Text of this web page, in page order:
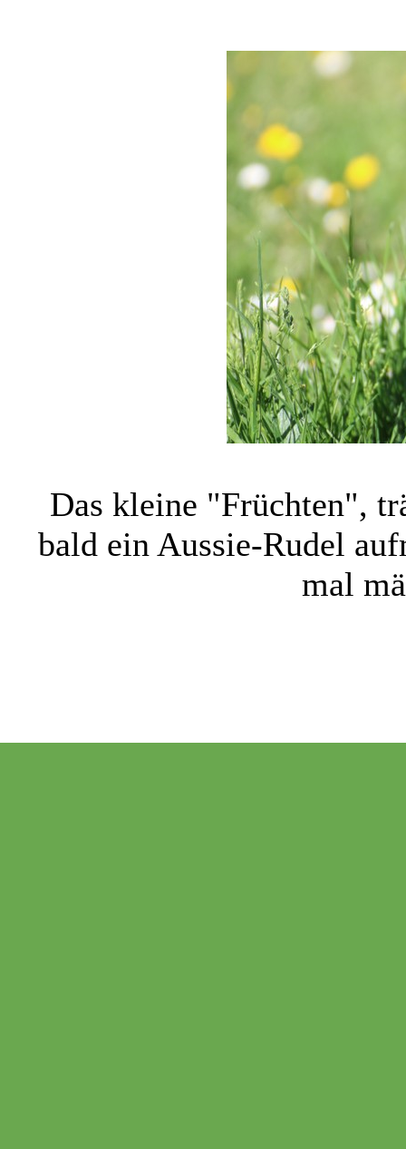
Das kleine "Früchten",
bald ein Aussie-Rudel
mal